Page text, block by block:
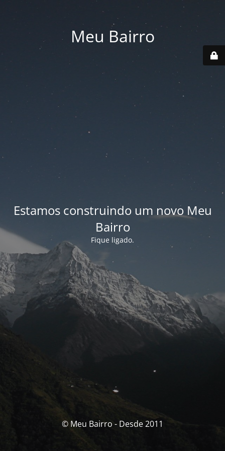
Meu Bairro
Estamos construindo um novo Meu
Bairro
Fique ligado.
© Meu Bairro - Desde 2011